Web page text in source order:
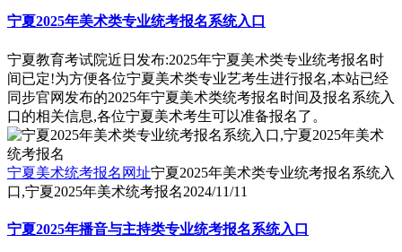
宁夏2025年美术类专业统考报名系统入口
宁夏教育考试院近日发布:2025年宁夏美术类专业统考报名时
间已定!为方便各位宁夏美术类专业艺考生进行报名,本站已经
同步官网发布的2025年宁夏美术类统考报名时间及报名系统入
口的相关信息,各位宁夏美术考生可以准备报名了。
宁夏美术统考报名网址宁夏2025年美术类专业统考报名系统入
口,宁夏2025年美术统考报名2024/11/11
宁夏2025年播音与主持类专业统考报名系统入口